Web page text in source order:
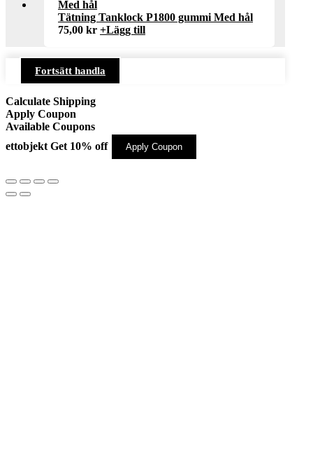
Tätning Tanklock P1800 gummi Med hål
75,00 kr +Lägg till
Fortsätt handla
Calculate Shipping
Apply Coupon
Available Coupons
ettobjekt Get 10% off Apply Coupon